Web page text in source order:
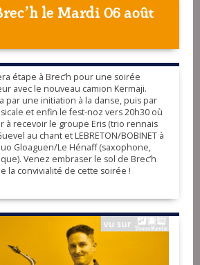
le Mardi 06 août
étape à Brec’h pour une soirée
avec le nouveau camion Kermaji.
par une initiation à la danse, puis par
et enfin le fest-noz vers 20h30 où
à recevoir le groupe Eris (trio rennais
au chant et LEBRETON/BOBINET à
Gloaguen/Le Hénaff (saxophone,
Venez embraser le sol de Brec’h
la convivialité de cette soirée !